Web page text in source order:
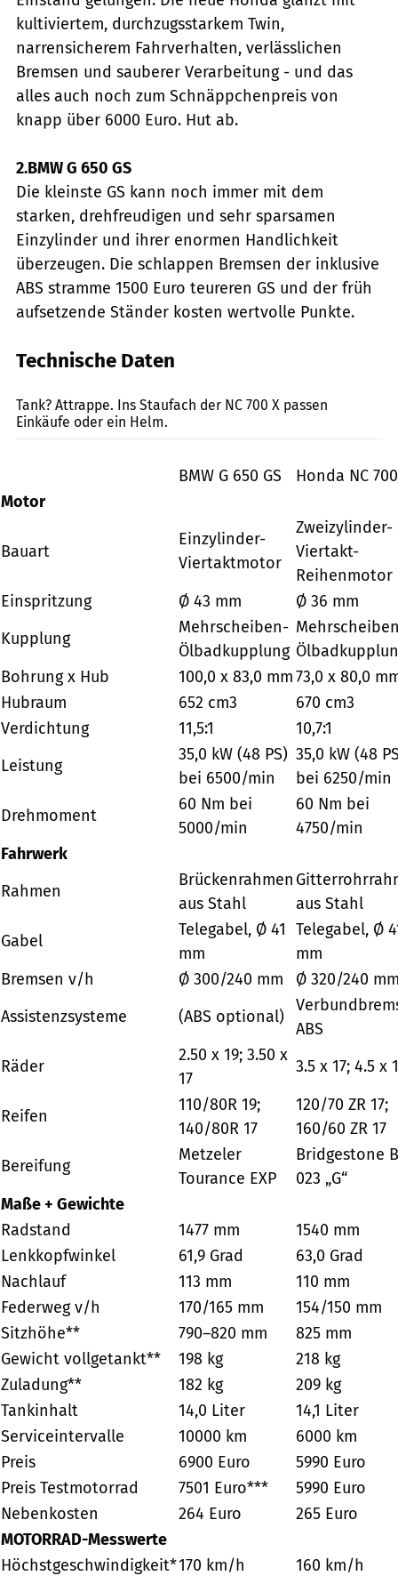
kultiviertem, durchzugsstarkem Twin,
narrensicherem Fahrverhalten, verlässlichen
Bremsen und sauberer Verarbeitung - und das
alles auch noch zum Schnäppchenpreis von
knapp über 6000 Euro. Hut ab.
2.BMW G 650 GS
Die kleinste GS kann noch immer mit dem
starken, drehfreudigen und sehr sparsamen
Einzylinder und ihrer enormen Handlichkeit
überzeugen. Die schlappen Bremsen der inklusive
ABS stramme 1500 Euro teureren GS und der früh
aufsetzende Ständer kosten wertvolle Punkte.
Technische Daten
Tank? Attrappe. Ins Staufach der NC 700 X passen
Einkäufe oder ein Helm.
BMW G 650 GS
Honda NC
Motor
Bauart
Einzylinder-
Viertaktmotor
Zweizylinder-
Viertakt-
Reihenmotor
Einspritzung
Ø 43 mm
Ø 36 mm
Kupplung
Mehrscheiben-
Ölbadkupplung
Bohrung x Hub
100,0 x 83,0 mm73,0 x 80,0
Hubraum
652 cm3
670 cm3
Verdichtung
11,5:1
10,7:1
Leistung
35,0 kW (48 PS)
bei 6500/min
35,0 kW (48
bei 6250/min
Drehmoment
60 Nm bei
5000/min
60 Nm bei
4750/min
Fahrwerk
Rahmen
Brückenrahmen
aus Stahl
aus Stahl
Gabel
Telegabel, Ø 41
mm
Telegabel, Ø
mm
Bremsen v/h
Ø 300/240 mm
Ø 320/240
Assistenzsysteme
(ABS optional)
ABS
Räder
2.50 x 19; 3.50 x
17
3.5 x 17; 4.5 x
Reifen
110/80R 19;
140/80R 17
120/70 ZR 17;
160/60 ZR 17
Bereifung
Metzeler
Tourance EXP
Bridgestone
023 „G“
Maße + Gewichte
Radstand
1477 mm
1540 mm
Lenkkopfwinkel
61,9 Grad
63,0 Grad
Nachlauf
113 mm
110 mm
Federweg v/h
170/165 mm
154/150 mm
Sitzhöhe**
790–820 mm
825 mm
Gewicht vollgetankt**
198 kg
218 kg
Zuladung**
182 kg
209 kg
Tankinhalt
14,0 Liter
14,1 Liter
Serviceintervalle
10000 km
6000 km
Preis
6900 Euro
5990 Euro
Preis Testmotorrad
7501 Euro***
5990 Euro
Nebenkosten
264 Euro
265 Euro
MOTORRAD-Messwerte
Höchstgeschwindigkeit*170 km/h
160 km/h